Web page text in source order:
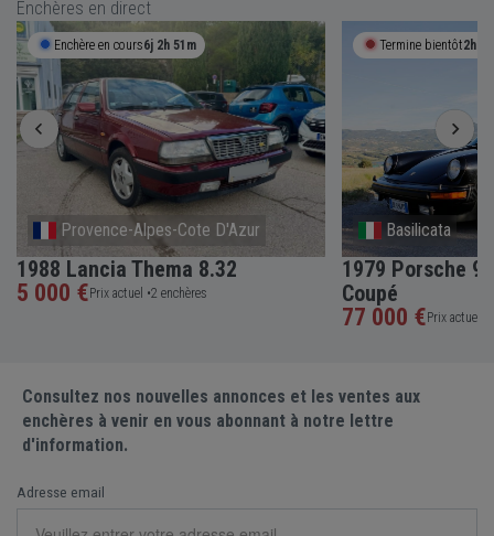
Enchères en direct
Enchère en cours6j 2h 51m
Provence-Alpes-Cote D'Azur
1988 Lancia Thema 8.32
5 000 €Prix actuel •2 enchères
Termine bientôt2h
Basilicata
1979 Porsche
Coupé
77 000 €Prix actuel •
Consultez nos nouvelles annonces et les ventes aux
enchères à venir en vous abonnant à notre lettre
d'information.
Adresse email